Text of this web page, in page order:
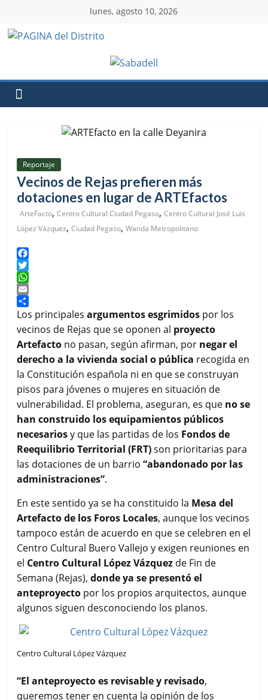
lunes, agosto 10, 2026
Reportaje
Vecinos de Rejas prefieren más
dotaciones en lugar de ARTEfactos
ArteFacto,Centro Cultural Ciudad Pegaso,Centro Cultural José Luis
López Vázquez,Ciudad Pegaso,Wanda Metropolitano
F
a
c
e
b
o
o
k
T
w
i
t
t
e
r
W
h
a
t
s
A
p
p
E
m
a
i
l
C
o
m
p
a
r
t
i
r
Los principalesargumentos esgrimidos por los
vecinos de Rejas que se oponen al proyecto
Artefacto no pasan, según afirman, por negar el
derecho a la vivienda social o pública recogida en
la Constitución española ni en que se construyan
pisos para jóvenes o mujeres en situación de
vulnerabilidad. El problema, aseguran, es que no se
han construido los equipamientos públicos
necesariosy que las partidas de los Fondos de
Reequilibrio Territorial (FRT)son prioritarias para
las dotaciones de un barrio“abandonado por las
administraciones”.
En este sentido ya se ha constituido la Mesa del
Artefacto de los Foros Locales, aunque los vecinos
tampoco están de acuerdo en que se celebren en el
Centro Cultural Buero Vallejo y exigen reuniones en
el Centro Cultural López Vázquez de Fin de
Semana (Rejas),donde ya se presentó el
anteproyecto por los propios arquitectos, aunque
algunos siguen desconociendo los planos.
Centro Cultural López Vázquez
“El anteproyecto es revisable y revisado,
queremos tener en cuenta la opinión de los